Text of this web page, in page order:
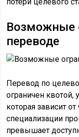
Возможные
переводе
Перевод по
ограничен квотой,
которая зависит
специализации
превышает